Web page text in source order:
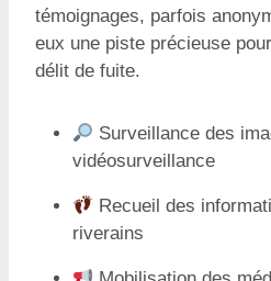
témoignages, parfois
eux une piste précieuse
délit de fuite.
Surveillance des
vidéosurveillance
Recueil des
riverains